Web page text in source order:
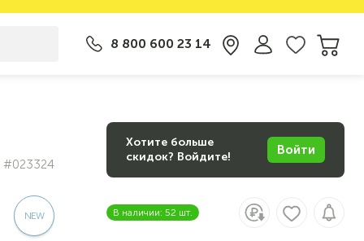
8 800 600 23 14
#023324
Хотите больше
скидок? Войдите!
Войти
В наличии: 52 шт.